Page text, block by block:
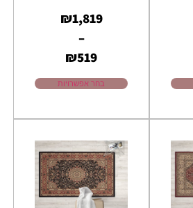
₪519
–
₪1,819
בחר אפשרויות